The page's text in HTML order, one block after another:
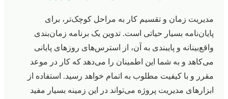
مدیریت زمان و تقسیم کار به مراحل کوچک‌تر، برای
پایان‌نامه بسیار حیاتی است. تدوین یک برنامه زمان‌بندی
واقع‌بینانه و پایبندی به آن، از استرس‌های روزهای پایانی
می‌کاهد و به شما این اطمینان را می‌دهد که کار در موعد
مقرر و با کیفیت مطلوب به اتمام خواهد رسید. استفاده از
ابزارهای مدیریت پروژه می‌تواند در این زمینه بسیار مفید